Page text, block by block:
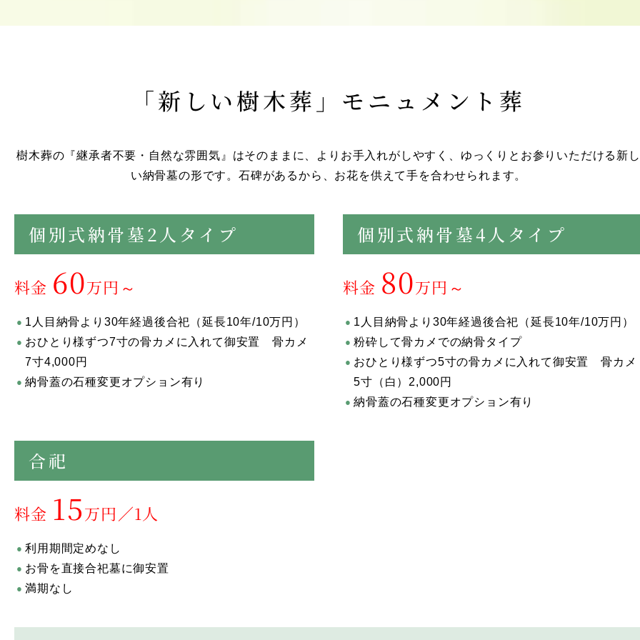
「新しい樹木葬」モニュメント葬
樹木葬の『継承者不要・自然な雰囲気』はそのままに、よりお手入れがしやすく、ゆっくりとお参りいただける新し
い納骨墓の形です。石碑があるから、お花を供えて手を合わせられます。
個別式納骨墓2人タイプ
料金 60万円～
1人目納骨より30年経過後合祀（延長10年/10万円）
おひとり様ずつ7寸の骨カメに入れて御安置 骨カメ
7寸4,000円
納骨蓋の石種変更オプション有り
個別式納骨墓4人タイプ
料金 80万円～
1人目納骨より30年経過後合祀（延長10年/10万円）
粉砕して骨カメでの納骨タイプ
おひとり様ずつ5寸の骨カメに入れて御安置 骨カメ
5寸（白）2,000円
納骨蓋の石種変更オプション有り
合祀
料金 15万円／1人
利用期間定めなし
お骨を直接合祀墓に御安置
満期なし